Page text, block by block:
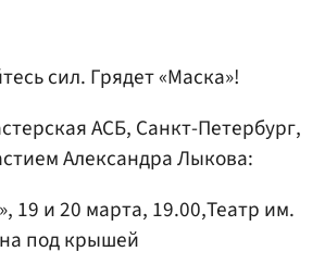
сил. Грядет «Маска»!
АСБ, Санкт-Петербург,
Александра Лыкова:
19 и 20 марта, 19.00,Театр им.
под крышей